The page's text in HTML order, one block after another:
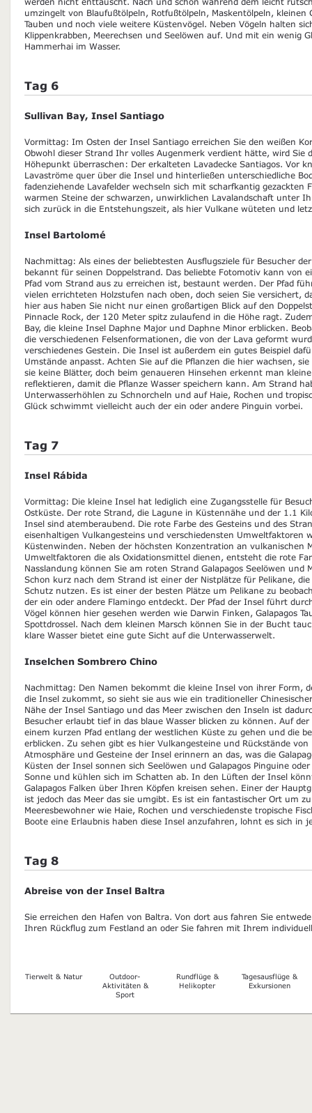
umzingelt von Blaufußtölpeln, Rotfußtölpeln, Maskentölpeln, kleinen
Tauben und noch viele weitere Küstenvögel. Neben Vögeln halten
Klippenkrabben, Meerechsen und Seelöwen auf. Und mit ein wenig
Hammerhai im Wasser.
Tag 6
Sullivan Bay, Insel Santiago
Vormittag: Im Osten der Insel Santiago erreichen Sie den weißen
Obwohl dieser Strand Ihr volles Augenmerk verdient hätte, wird Sie
Höhepunkt überraschen: Der erkalteten Lavadecke Santiagos. Vor
Lavaströme quer über die Insel und hinterließen unterschiedliche
fadenziehende Lavafelder wechseln sich mit scharfkantig gezackten
warmen Steine der schwarzen, unwirklichen Lavalandschaft unter
sich zurück in die Entstehungszeit, als hier Vulkane wüteten und
Insel Bartolomé
Nachmittag: Als eines der beliebtesten Ausflugsziele für Besucher
bekannt für seinen Doppelstrand. Das beliebte Fotomotiv kann von
Pfad vom Strand aus zu erreichen ist, bestaunt werden. Der Pfad
vielen errichteten Holzstufen nach oben, doch seien Sie versichert,
hier aus haben Sie nicht nur einen großartigen Blick auf den
Pinnacle Rock, der 120 Meter spitz zulaufend in die Höhe ragt.
Bay, die kleine Insel Daphne Major und Daphne Minor erblicken.
die verschiedenen Felsenformationen, die von der Lava geformt
verschiedenes Gestein. Die Insel ist außerdem ein gutes Beispiel
Umstände anpasst. Achten Sie auf die Pflanzen die hier wachsen,
sie keine Blätter, doch beim genaueren Hinsehen erkennt man
reflektieren, damit die Pflanze Wasser speichern kann. Am Strand
Unterwasserhöhlen zu Schnorcheln und auf Haie, Rochen und
Glück schwimmt vielleicht auch der ein oder andere Pinguin vorbei.
Tag 7
Insel Rábida
Vormittag: Die kleine Insel hat lediglich eine Zugangsstelle für
Ostküste. Der rote Strand, die Lagune in Küstennähe und der 1.1
Insel sind atemberaubend. Die rote Farbe des Gesteins und des
eisenhaltigen Vulkangesteins und verschiedensten Umweltfaktoren
Küstenwinden. Neben der höchsten Konzentration an vulkanischen
Umweltfaktoren die als Oxidationsmittel dienen, entsteht die rote
Nasslandung können Sie am roten Strand Galapagos Seelöwen und
Schon kurz nach dem Strand ist einer der Nistplätze für Pelikane,
Schutz nutzen. Es ist einer der besten Plätze um Pelikane zu
der ein oder andere Flamingo entdeckt. Der Pfad der Insel führt
Vögel können hier gesehen werden wie Darwin Finken, Galapagos
Spottdrossel. Nach dem kleinen Marsch können Sie in der Bucht
klare Wasser bietet eine gute Sicht auf die Unterwasserwelt.
Inselchen Sombrero Chino
Nachmittag: Den Namen bekommt die kleine Insel von ihrer Form,
die Insel zukommt, so sieht sie aus wie ein traditioneller
Nähe der Insel Santiago und das Meer zwischen den Inseln ist
Besucher erlaubt tief in das blaue Wasser blicken zu können. Auf
einem kurzen Pfad entlang der westlichen Küste zu gehen und die
erblicken. Zu sehen gibt es hier Vulkangesteine und Rückstände
Atmosphäre und Gesteine der Insel erinnern an das, was die
Küsten der Insel sonnen sich Seelöwen und Galapagos Pinguine
Sonne und kühlen sich im Schatten ab. In den Lüften der Insel
Galapagos Falken über Ihren Köpfen kreisen sehen. Einer der
ist jedoch das Meer das sie umgibt. Es ist ein fantastischer Ort um
Meeresbewohner wie Haie, Rochen und verschiedenste tropische
Boote eine Erlaubnis haben diese Insel anzufahren, lohnt es sich in
Tag 8
Abreise von der Insel Baltra
Sie erreichen den Hafen von Baltra. Von dort aus fahren Sie
Ihren Rückflug zum Festland an oder Sie fahren mit Ihrem
Tierwelt & Natur
Outdoor-
Aktivitäten &
Sport
Rundflüge &
Helikopter
Tagesausflüge &
Exkursionen